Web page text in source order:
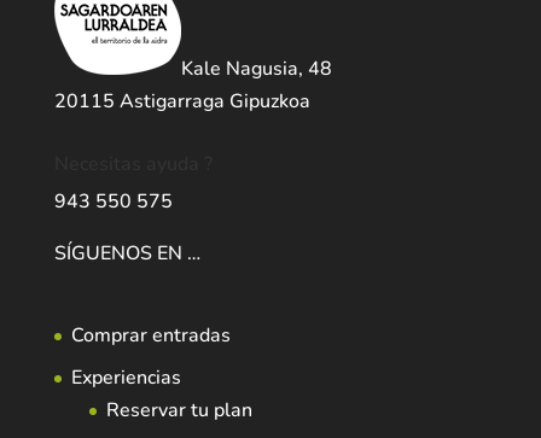
Kale Nagusia, 48
20115 Astigarraga Gipuzkoa
943 550 575
SÍGUENOS EN …
Comprar entradas
Experiencias
Reservar tu plan